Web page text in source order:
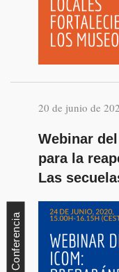
20 de junio de
Webinar
para la
Las
Conferencia